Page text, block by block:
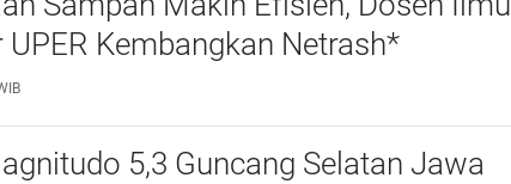
Kembangkan Netrash*
5,3 Guncang Selatan Jawa